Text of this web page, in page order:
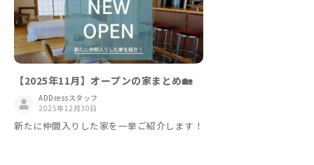
【2025年11月】オープンの家まとめ🏡
ADDressスタッフ
2025年12月30日
新たに仲間入りした家を一挙ご紹介します！